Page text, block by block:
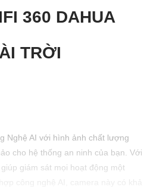
360 DAHUA
TRỜI
Nghệ AI với hình ảnh chất lượng
cho hệ thống an ninh của bạn. Với
giám sát mọi hoạt động một